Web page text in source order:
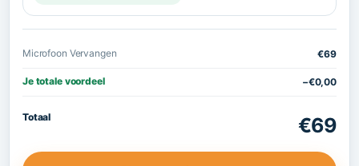
Microfoon Vervangen €69
Je totale voordeel −€0,00
Totaal €69